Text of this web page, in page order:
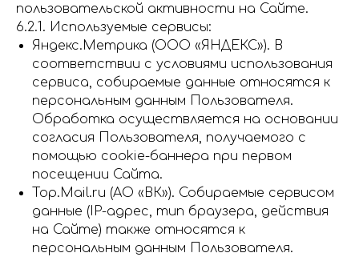
пользовательской активности на Сайте.
6.2.1. Используемые сервисы:
Яндекс.Метрика (ООО «ЯНДЕКС»). В
соответствии с условиями использования
сервиса, собираемые данные относятся к
персональным данным Пользователя.
Обработка осуществляется на основании
согласия Пользователя, получаемого с
помощью cookie-баннера при первом
посещении Сайта.
Top.Mail.ru (АО «ВК»). Собираемые сервисом
данные (IP-адрес, тип браузера, действия
на Сайте) также относятся к
персональным данным Пользователя.